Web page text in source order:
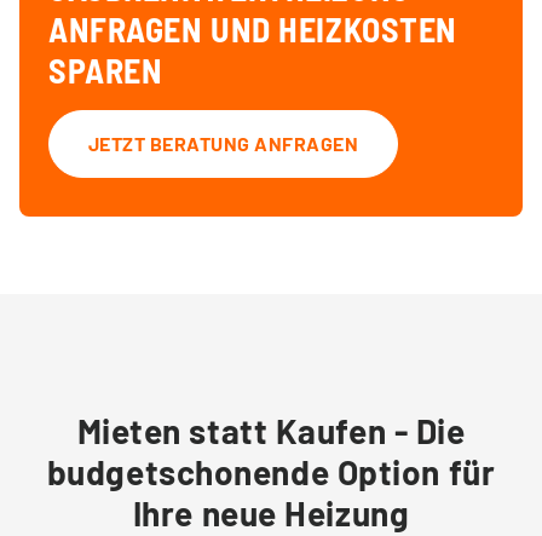
ANFRAGEN UND HEIZKOSTEN
SPAREN
JETZT BERATUNG ANFRAGEN
Mieten statt Kaufen - Die
budgetschonende Option für
Ihre neue Heizung